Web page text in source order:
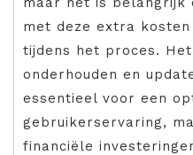
met deze extra kosten
tijdens het proces.
onderhouden en
essentieel voor een
gebruikerservaring,
financiële